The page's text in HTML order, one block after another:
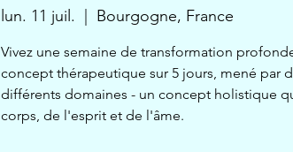
lun. 11 juil. Bourgogne, France
Vivez une semaine de transformation
concept thérapeutique sur 5 jours, mené par
différents domaines - un concept holistique
corps, de l'esprit et de l'âme.